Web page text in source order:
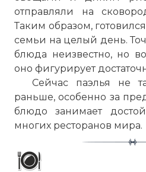
отправляли на
Таким образом,
семьи на целый день.
блюда неизвестно, но
оно фигурирует
Сейчас паэлья не
раньше, особенно за
блюдо занимает
многих ресторанов мира.